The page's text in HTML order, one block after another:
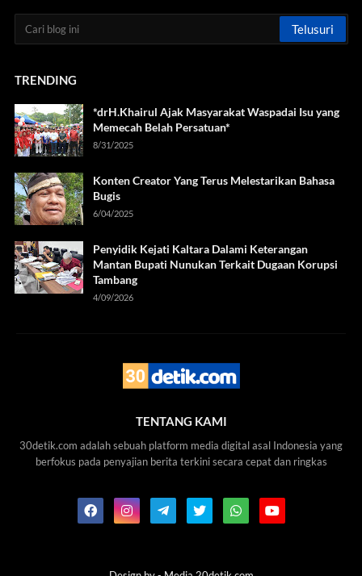
TRENDING
*drH.Khairul Ajak Masyarakat Waspadai Isu yang
Memecah Belah Persatuan*
8/31/2025
Konten Creator Yang Terus Melestarikan Bahasa
Bugis
6/04/2025
Penyidik Kejati Kaltara Dalami Keterangan
Mantan Bupati Nunukan Terkait Dugaan Korupsi
Tambang
4/09/2026
TENTANG KAMI
30detik.com adalah sebuah platform media digital asal Indonesia yang
berfokus pada penyajian berita terkini secara cepat dan ringkas